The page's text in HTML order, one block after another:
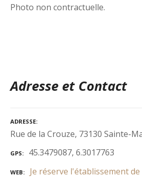
Photo non contractuelle.
Adresse et Contact
ADRESSE
Rue de la Crouze, 73130 Sainte-
GPS 45.3479087, 6.3017763
WEB Je réserve l'établissement de